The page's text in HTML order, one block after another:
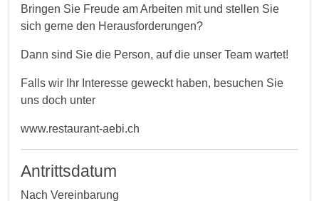
Bringen Sie Freude am Arbeiten mit und stellen Sie
sich gerne den Herausforderungen?
Dann sind Sie die Person, auf die unser Team wartet!
Falls wir Ihr Interesse geweckt haben, besuchen Sie
uns doch unter
www.restaurant-aebi.ch
Antrittsdatum
Nach Vereinbarung